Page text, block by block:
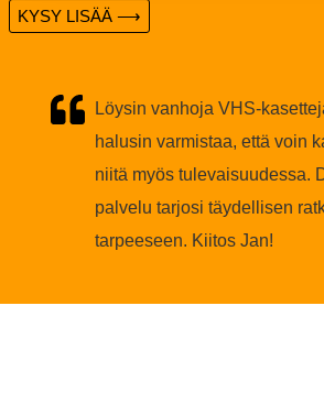
KYSY LISÄÄ ⟶
Löysin vanhoja VHS-
halusin varmistaa, että voin
niitä myös tulevaisuudessa.
palvelu tarjosi täydellisen
tarpeeseen. Kiitos Jan!